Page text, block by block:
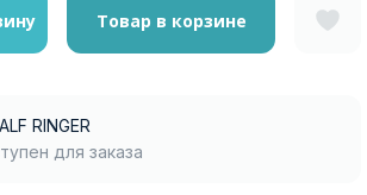
Товар в корзине
RINGER
для заказа